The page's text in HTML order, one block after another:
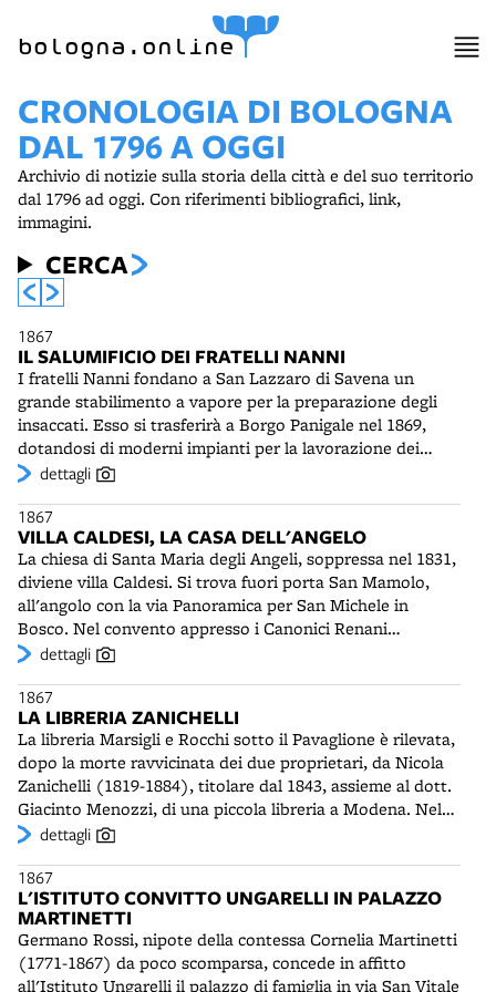
bologna.online
CRONOLOGIA DI BOLOGNA
DAL 1796 A OGGI
Archivio di notizie sulla storia della città e del suo territorio
dal 1796 ad oggi. Con riferimenti bibliografici, link,
immagini.
CERCA
1867
IL SALUMIFICIO DEI FRATELLI NANNI
I fratelli Nanni fondano a San Lazzaro di Savena un
grande stabilimento a vapore per la preparazione degli
insaccati. Esso si trasferirà a Borgo Panigale nel 1869,
dotandosi di moderni impianti per la lavorazione dei
salumi e utilizzando carni suine fresche provenienti da
dotata di ampi laboratori, magazzini sotterranei,
ghiacciaie e locali per la "maturazione": 24 delle oltre 40
macchine in dotazione saranno azionate da un motore a
vapore. La ditta Nanni sarà premiata a numerose
esposizioni internazionali, tra le quali quella del 1889 a
Parigi.
dettagli
1867
VILLA CALDESI, LA CASA DELL'ANGELO
La chiesa di Santa Maria degli Angeli, soppressa nel 1831,
diviene villa Caldesi. Si trova fuori porta San Mamolo,
all'angolo con la via Panoramica per San Michele in
Bosco. Nel convento appresso i Canonici Renani
custodivano una famosa pala di Giotto, in seguito
insediarono i monaci Camaldolesi. Nel 1598 l'edificio
passò al Collegio Montalto. Durante la peste del 1630 fu
trasformato in lazzaretto per gli uomini. Della chiesa
rimane un portico occluso di sei arcate, orientato a nord
verso la città. E' decorato con terrecotte, tondi tra arco e
arco e capitelli in stile Rinascimento. La testata su via San
Mamolo è chiusa da una bifora sormontata da un
elegante angelo "dalle chiome svolazzanti, dalle lunghe
ali, dalla tunica a doppie maniche e dalla veste leggera
cadente fin sopra i piedi" (Zucchini). Villa Caldesi sarà
conosciuta come la Casa dell'Angelo. Alla fine del '900 il
Comune di Bologna la destinerà a sede del Quartiere
Colli. Ospiterà inoltre il Centro Amilcar Cabral, nato nel
dettagli
1867
LA LIBRERIA ZANICHELLI
La libreria Marsigli e Rocchi sotto il Pavaglione è rilevata,
dopo la morte ravvicinata dei due proprietari, da Nicola
Zanichelli (1819-1884), titolare dal 1843, assieme al dott.
Giacinto Menozzi, di una piccola libreria a Modena. Nel
1864 l'editrice Zanichelli pubblicherà la prima traduzione
stamperà il primo libro di Giosue Carducci con le proprie
insegne, con il titolo Delle poesie latine edite e inedite di
Ludovico Ariosto. In questo periodo saranno pubblicati
testi di importanti autori locali, quali il filosofo Acri, il
geologo Bombicci, il divulgatore scientifico Filopanti, il
dettagli
1867
L'ISTITUTO CONVITTO UNGARELLI IN PALAZZO
MARTINETTI
Germano Rossi, nipote della contessa Cornelia Martinetti
(1771-1867) da poco scomparsa, concede in affitto
all'Istituto Ungarelli il palazzo di famiglia in via San Vitale